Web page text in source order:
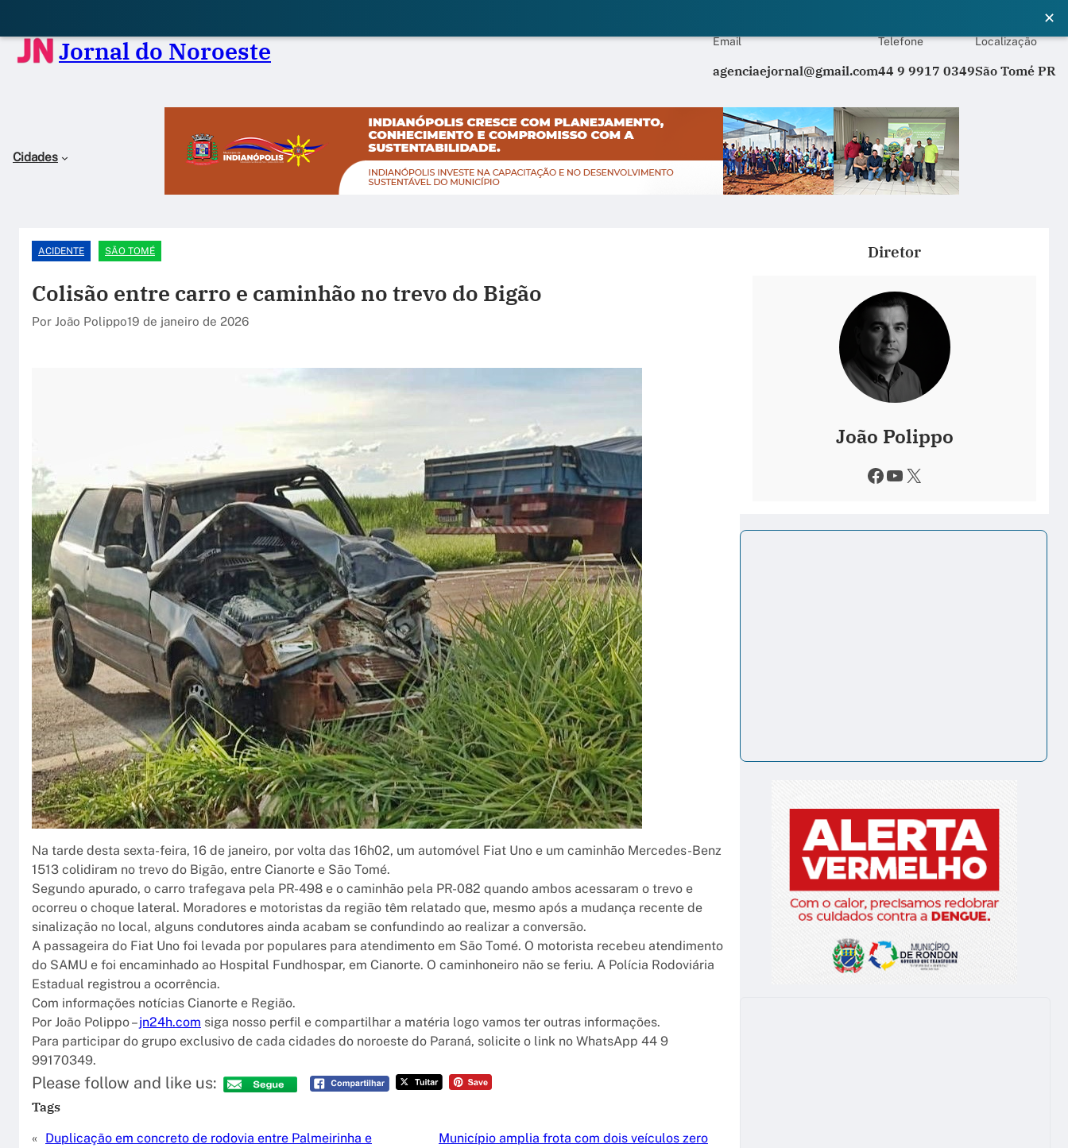
Jornal do Noroeste Email
agenciaejornal@gmail.com
Telefone
44 9 9917 0349
Localização
São Tomé PR
Cidades
✕
ACIDENTE SÃO TOMÉ
Colisão entre carro e caminhão no trevo do Bigão
Por João Polippo19 de janeiro de 2026
Na tarde desta sexta-feira, 16 de janeiro, por volta das 16h02, um automóvel Fiat Uno e um caminhão Mercedes-Benz
1513 colidiram no trevo do Bigão, entre Cianorte e São Tomé.
Segundo apurado, o carro trafegava pela PR-498 e o caminhão pela PR-082 quando ambos acessaram o trevo e
ocorreu o choque lateral. Moradores e motoristas da região têm relatado que, mesmo após a mudança recente de
sinalização no local, alguns condutores ainda acabam se confundindo ao realizar a conversão.
A passageira do Fiat Uno foi levada por populares para atendimento em São Tomé. O motorista recebeu atendimento
do SAMU e foi encaminhado ao Hospital Fundhospar, em Cianorte. O caminhoneiro não se feriu. A Polícia Rodoviária
Estadual registrou a ocorrência.
Com informações notícias Cianorte e Região.
Por João Polippo –jn24h.com siga nosso perfil e compartilhar a matéria logo vamos ter outras informações.
Para participar do grupo exclusivo de cada cidades do noroeste do Paraná, solicite o link no WhatsApp 44 9
99170349.
Please follow and like us:
Tags
« Duplicação em concreto de rodovia entre Palmeirinha e
Município amplia frota com dois veículos zero
Diretor
João Polippo
Facebook Youtube X